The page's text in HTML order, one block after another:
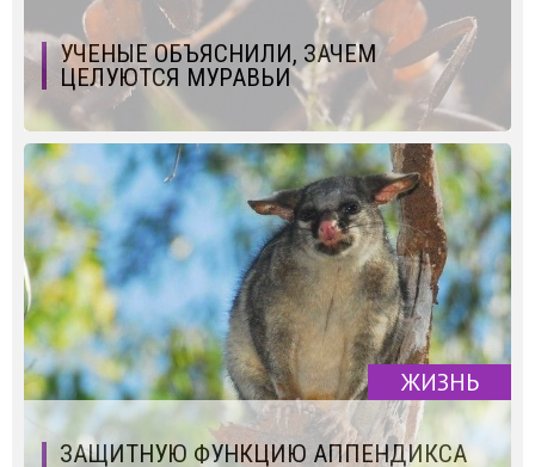
УЧЕНЫЕ ОБЪЯСНИЛИ, ЗАЧЕМ
ЦЕЛУЮТСЯ МУРАВЬИ
ЖИЗНЬ
ЗАЩИТНУЮ ФУНКЦИЮ АППЕНДИКСА